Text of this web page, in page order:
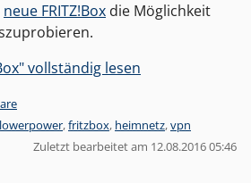
neue FRITZ!Box die Möglichkeit
vollständig lesen
,fritzbox, heimnetz,vpn
Zuletzt bearbeitet am 12.08.2016 05:46